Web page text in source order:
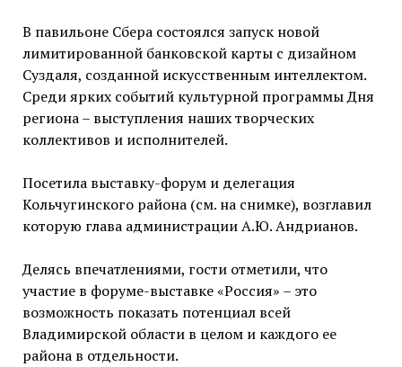
В павильоне Сбера состоялся запуск новой
лимитированной банковской карты с дизайном
Суздаля, созданной искусственным интеллектом.
Среди ярких событий культурной программы Дня
региона – выступления наших творческих
коллективов и исполнителей.
Посетила выставку-форум и делегация
Кольчугинского района (см. на снимке), возглавил
которую глава администрации А.Ю. Андрианов.
Делясь впечатлениями, гости отметили, что
участие в форуме-выставке «Россия» – это
возможность показать потенциал всей
Владимирской области в целом и каждого ее
района в отдельности.